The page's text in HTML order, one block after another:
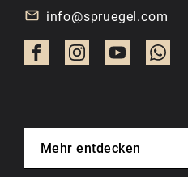
info@spruegel.com
Mehr entdecken